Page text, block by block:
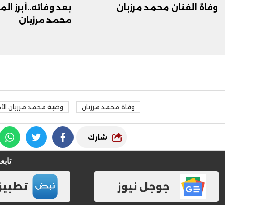
وفاة الفنان محمد مرزبان
بعد وفاته..أبرز
محمد مرزبان
وفاة محمد مرزبان وصية محمد مرزبان
شارك
جوجل نيوز
الأربعة بقرية السعدية في الفيوم
مليون جنيه